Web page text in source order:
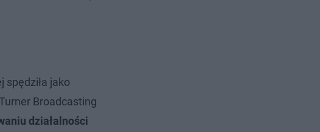
jako
Broadcasting
działalności